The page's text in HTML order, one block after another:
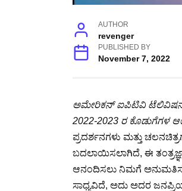
AUTHOR
revenger
PUBLISHED BY
November 7, 2022
ಅಮೇರಿಕನ್ ಐಪಿಟಿವಿ ಟೆಲಿವಿಷನ್
2022-2023 ರ ಕೊಡುಗೆಗಳ
ಪ್ರದರ್ಶನಗಳು ಮತ್ತು
ಬದಲಾಯಿಸಲಾಗಿದೆ, ಈ
ಆನಂದಿಸಲು ನಿಮಗೆ
ಸಾಧ್ಯವಿದೆ, ಅದು ಅದರ